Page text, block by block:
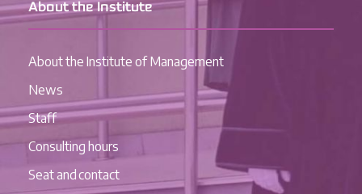
About the Institute
About the Institute of Management
News
Staff
Consulting hours
Seat and contact